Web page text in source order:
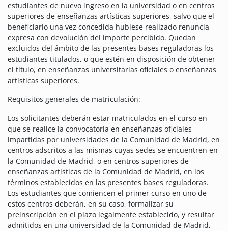
estudiantes de nuevo ingreso en la universidad o en centros
superiores de enseñanzas artísticas superiores, salvo que el
beneficiario una vez concedida hubiese realizado renuncia
expresa con devolución del importe percibido. Quedan
excluidos del ámbito de las presentes bases reguladoras los
estudiantes titulados, o que estén en disposición de obtener
el título, en enseñanzas universitarias oficiales o enseñanzas
artísticas superiores.
Requisitos generales de matriculación:
Los solicitantes deberán estar matriculados en el curso en
que se realice la convocatoria en enseñanzas oficiales
impartidas por universidades de la Comunidad de Madrid, en
centros adscritos a las mismas cuyas sedes se encuentren en
la Comunidad de Madrid, o en centros superiores de
enseñanzas artísticas de la Comunidad de Madrid, en los
términos establecidos en las presentes bases reguladoras.
Los estudiantes que comiencen el primer curso en uno de
estos centros deberán, en su caso, formalizar su
preinscripción en el plazo legalmente establecido, y resultar
admitidos en una universidad de la Comunidad de Madrid,